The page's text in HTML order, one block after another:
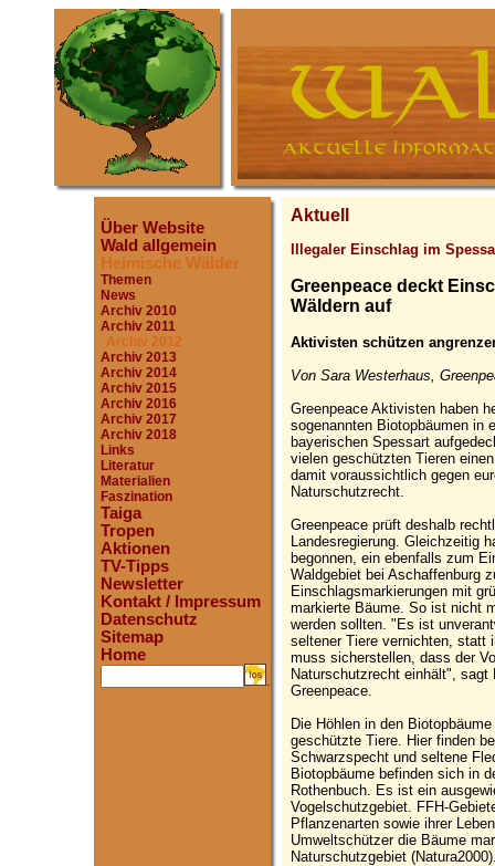
Über Website
Wald allgemein
Heimische Wälder
Themen
News
Archiv 2010
Archiv 2011
Archiv 2012
Archiv 2013
Archiv 2014
Archiv 2015
Archiv 2016
Archiv 2017
Archiv 2018
Links
Literatur
Materialien
Faszination
Taiga
Tropen
Aktionen
TV-Tipps
Newsletter
Kontakt / Impressum
Datenschutz
Sitemap
Home
.
Aktuell
Illegaler Einschlag im
Greenpeace deckt
Wäldern auf
Aktivisten schützen
Von Sara Westerhaus,
Greenpeace Aktivisten haben
sogenannten Biotopbäumen in
bayerischen Spessart
vielen geschützten Tieren
damit voraussichtlich gegen
Naturschutzrecht.
Greenpeace prüft deshalb
Landesregierung. Gleichzeitig
begonnen, ein ebenfalls zum
Waldgebiet bei Aschaffenburg
Einschlagsmarkierungen mit
markierte Bäume. So ist nicht
werden sollten. "Es ist
seltener Tiere vernichten, statt
muss sicherstellen, dass der
Naturschutzrecht einhält", sagt
Greenpeace.
Die Höhlen in den
geschützte Tiere. Hier finden
Schwarzspecht und seltene
Biotopbäume befinden sich in
Rothenbuch. Es ist ein
Vogelschutzgebiet. FFH-
Pflanzenarten sowie ihrer
Umweltschützer die Bäume
Naturschutzgebiet